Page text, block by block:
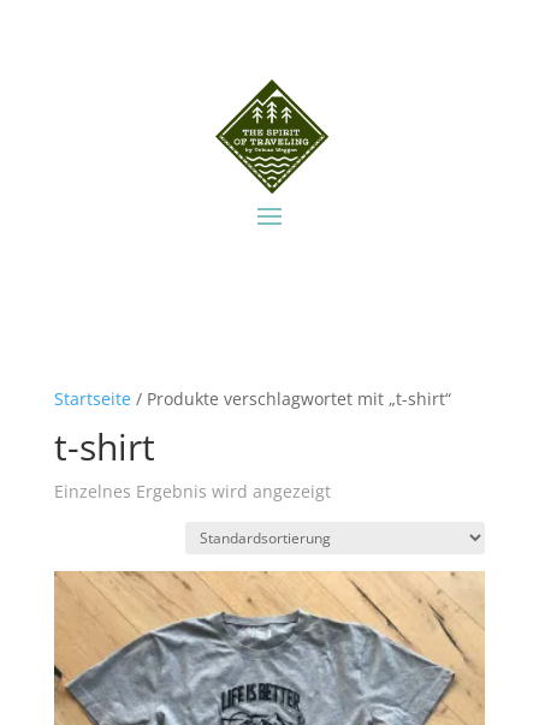
Startseite/ Produkte verschlagwortet mit „t-shirt“
t-shirt
Einzelnes Ergebnis wird angezeigt